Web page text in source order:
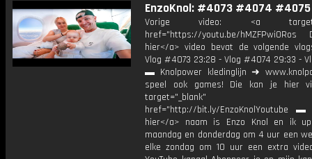
EnzoKnol: #4073 #4074 #4075
Vorige video: <a
href="https://youtu.be/hMZFPwi0Ros
hier</a> video bevat de volgende
Vlog #4073 23:28 - Vlog #4074 29:33 -
▬ Knolpower kledinglijn ➜
speel ook games! Die kan je hier
target="_blank"
href="http://bit.ly/EnzoKnolYoutube ▬
hier</a> naam is Enzo Knol en ik
maandag en donderdag om 4 uur een
elke zondag om 10 uur een extra